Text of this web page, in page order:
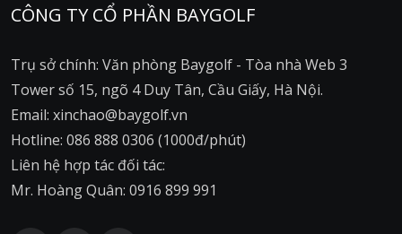
CÔNG TY CỔ PHẦN BAYGOLF
Trụ sở chính: Văn phòng Baygolf - Tòa nhà Web 3
Tower số 15, ngõ 4 Duy Tân, Cầu Giấy, Hà Nội.
Email: xinchao@baygolf.vn
Hotline: 086 888 0306 (1000đ/phút)
Liên hệ hợp tác đối tác:
Mr. Hoàng Quân: 0916 899 991